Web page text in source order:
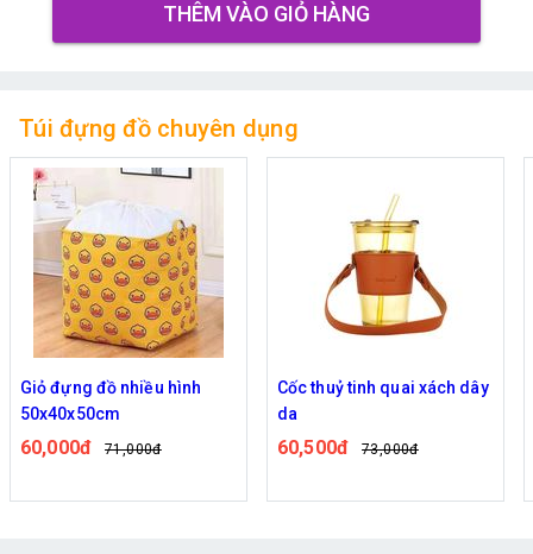
THÊM VÀO GIỎ HÀNG
Túi đựng đồ chuyên dụng
Giỏ đựng đồ nhiều hình
50x40x50cm
60,000đ 71,000đ
Cốc thuỷ tinh quai xách dây
da
60,500đ 73,000đ